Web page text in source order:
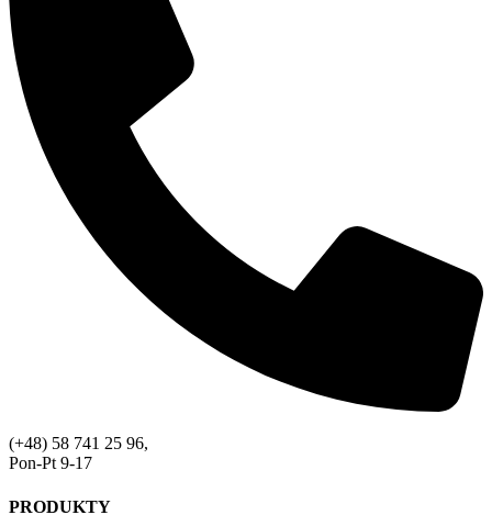
(+48) 58 741 25 96,
Pon-Pt 9-17
PRODUKTY